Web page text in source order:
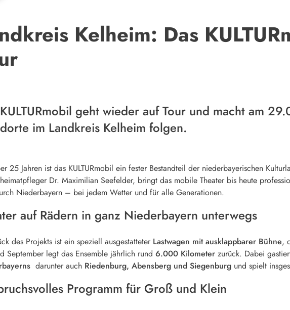
Kelheim: Das
geht wieder auf Tour und macht am
im Landkreis Kelheim folgen.
25 Jahren ist das KULTURmobil ein fester Bestandteil der niederbayerischen
Dr. Maximilian Seefelder, bringt das mobile Theater bis heute
Niederbayern – bei jedem Wetter und für alle Generationen.
auf Rädern in ganz Niederbayern unterwegs
des Projekts ist ein speziell ausgestatteter Lastwagen mit ausklappbarer Bühne,
September legt das Ensemble jährlich rund 6.000 Kilometer zurück. Dabei
darunter auch Riedenburg, Abensberg und Siegenburg und spielt
Programm für Groß und Klein